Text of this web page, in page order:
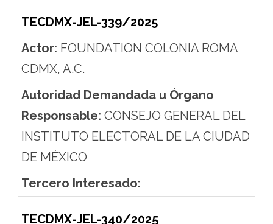
TECDMX-JEL-339/2025
Actor: FOUNDATION COLONIA ROMA
CDMX, A.C.
Autoridad Demandada u Órgano
Responsable: CONSEJO GENERAL DEL
INSTITUTO ELECTORAL DE LA CIUDAD
DE MÉXICO
Tercero Interesado:
TECDMX-JEL-340/2025